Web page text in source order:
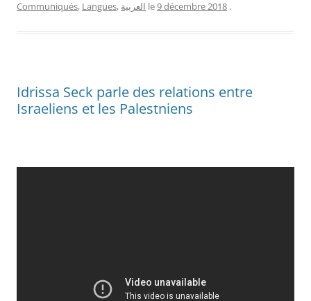
Communiqués, Langues, العربية le9 décembre 2018 .
Idrissa Seck parle des relations entre
Israeliens et les Palestniens